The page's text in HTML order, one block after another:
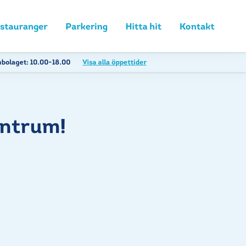
Parkering Hitta hit Kontakt
10.00-18.00 Visa alla öppettider